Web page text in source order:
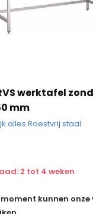
werktafel
mm
alles Roestvrij staal
2 tot 4 weken
moment kunnen